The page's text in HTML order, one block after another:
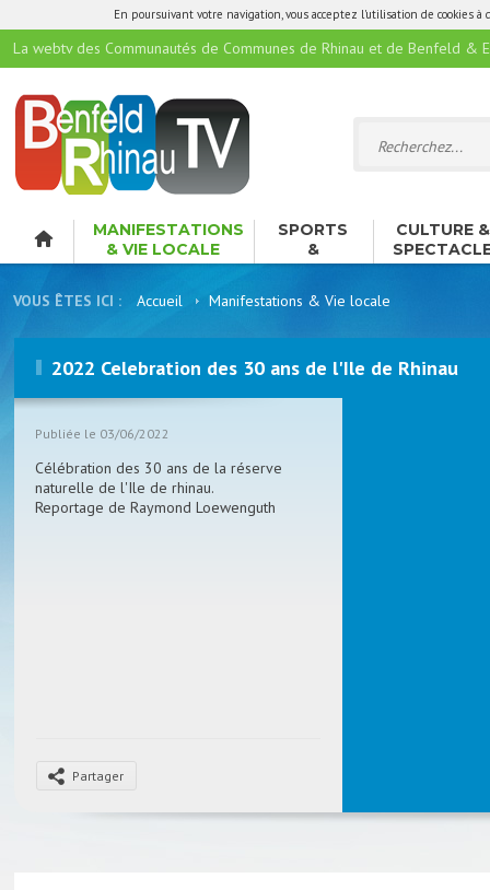
En poursuivant votre navigation, vous acceptez l'utilisation de cookies
La webtv des Communautés de Communes de Rhinau et de Benfeld &
MANIFESTATIONS
& VIE LOCALE
SPORTS
&
LOISIRS
CULTURE &
VOUS ÊTES ICI : Accueil Manifestations & Vie locale
2022 Celebration des 30 ans de l'Ile de Rhinau
Publiée le 03/06/2022
Célébration des 30 ans de la réserve
naturelle de l'Ile de rhinau.
Reportage de Raymond Loewenguth
Partager